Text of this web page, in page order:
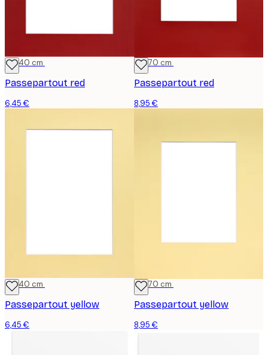
30x40 cm
Passepartout red
6,45 €
50x70 cm
Passepartout red
8,95 €
30x40 cm
Passepartout yellow
6,45 €
50x70 cm
Passepartout yellow
8,95 €